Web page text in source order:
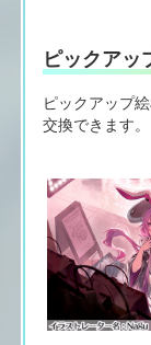
ピックアッ
ピックアップ
交換できます。